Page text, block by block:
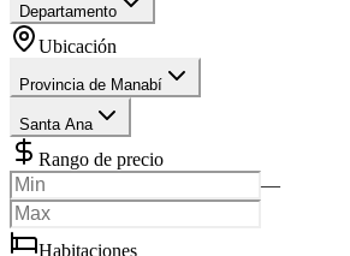
Departamento
Ubicación
Provincia de Manabí
Santa Ana
Rango de precio
—
Habitaciones